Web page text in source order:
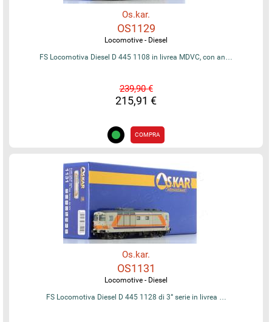
Os.kar.
OS1129
Locomotive - Diesel
FS Locomotiva Diesel D 445 1108 in livrea MDVC, con an…
239,90 €
215,91 €
COMPRA
Os.kar.
OS1131
Locomotive - Diesel
FS Locomotiva Diesel D 445 1128 di 3° serie in livrea …